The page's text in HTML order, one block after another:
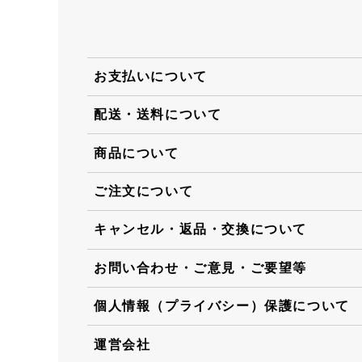
お支払いについて
配送・送料について
商品について
ご注文について
キャンセル・返品・交換について
お問い合わせ・ご意見・ご要望等
個人情報（プライバシー）保護について
運営会社